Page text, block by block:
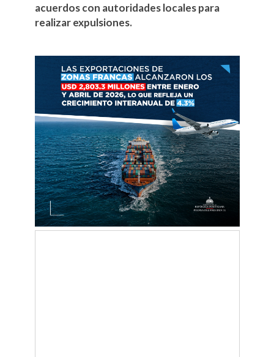
acuerdos con autoridades locales para
realizar expulsiones.